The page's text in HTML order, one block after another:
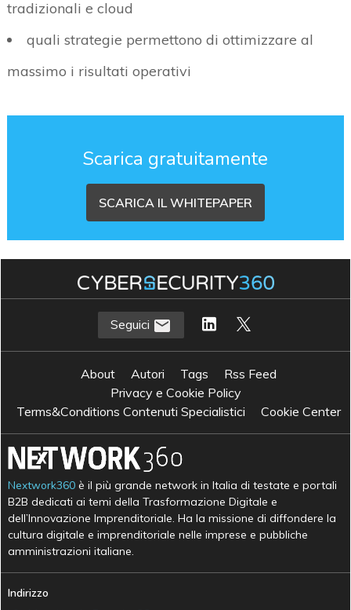
tradizionali e cloud
quali strategie permettono di ottimizzare al
massimo i risultati operativi
Scarica gratuitamente
SCARICA IL WHITEPAPER
Seguici
About Autori Tags
Rss Feed
Privacy e Cookie Policy
Terms&Conditions Contenuti Specialistici
Cookie Center
Nextwork360 è il più grande network in Italia di testate e portali
B2B dedicati ai temi della Trasformazione Digitale e
dell’Innovazione Imprenditoriale. Ha la missione di diffondere la
cultura digitale e imprenditoriale nelle imprese e pubbliche
amministrazioni italiane.
Indirizzo